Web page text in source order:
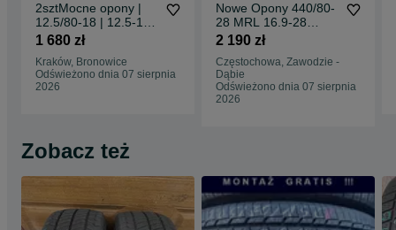
2sztMocne opony |
12.5/80-18 | 12.5-18
MOCNE 12PR
1 680 zł
Kraków, Bronowice
Odświeżono dnia 07 sierpnia
2026
Nowe Opony 440/80-
28 MRL 16.9-28
16PR 440/80-28
opony pobranie
dostawa 0zł
2 190 zł
Częstochowa, Zawodzie -
Dąbie
Odświeżono dnia 07 sierpnia
2026
Zobacz też